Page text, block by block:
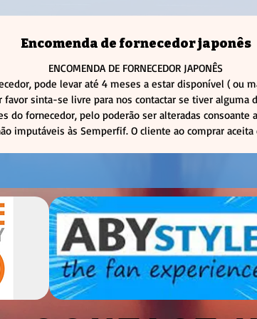
Encomenda de fornecedor japonês
ENCOMENDA DE FORNECEDOR JAPONÊS
pode levar até 4 meses a estar disponível ( ou
favor sinta-se livre para nos contactar se tiver alguma
do fornecedor, pelo poderão ser alteradas
imputáveis às Semperfif. O cliente ao comprar aceita